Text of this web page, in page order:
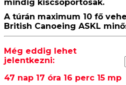
mindig kiscsoportosak.
A túrán maximum 10 fő
British Canoeing ASKL
Még eddig lehet
jelentkezni:
47 nap 17 óra 16 perc 14 mp